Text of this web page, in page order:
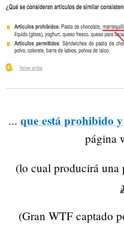
... que está prohibido
página
(lo cual producirá una
(Gran WTF captado